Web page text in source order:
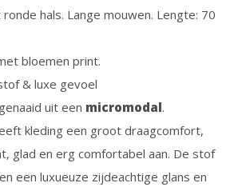
hals. Lange mouwen. Lengte: 70
bloemen print.
& luxe gevoel
uit een micromodal.
kleding een groot draagcomfort,
glad en erg comfortabel aan. De stof
een luxueuze zijdeachtige glans en